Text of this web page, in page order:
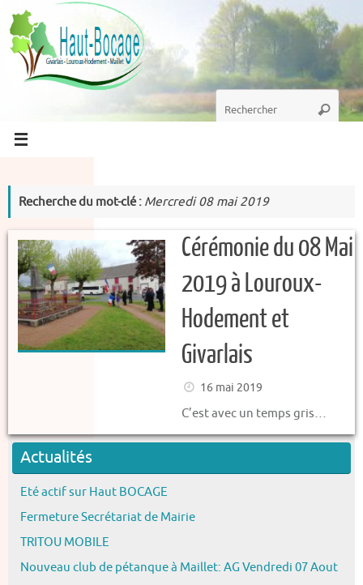
Passer
au
contenu
Recherche
pour
Recherche du mot-clé : Mercredi 08 mai 2019
Cérémonie du 08 Mai
2019 à Louroux-
Hodement et
Givarlais
16 mai 2019
C’est avec un temps gris…
Actualités
Eté actif sur Haut BOCAGE
Fermeture Secrétariat de Mairie
TRITOU MOBILE
Nouveau club de pétanque à Maillet: AG Vendredi 07 Aout